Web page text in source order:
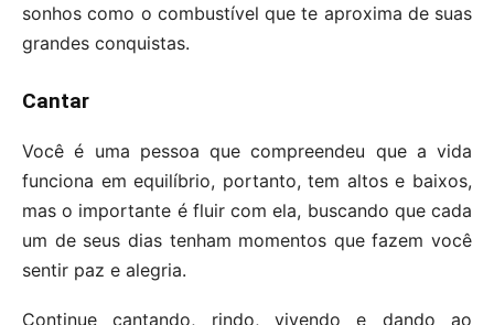
sonhos como o combustível que te aproxima de suas
grandes conquistas.
Cantar
Você é uma pessoa que compreendeu que a vida
funciona em equilíbrio, portanto, tem altos e baixos,
mas o importante é fluir com ela, buscando que cada
um de seus dias tenham momentos que fazem você
sentir paz e alegria.
Continue cantando, rindo, vivendo e dando ao